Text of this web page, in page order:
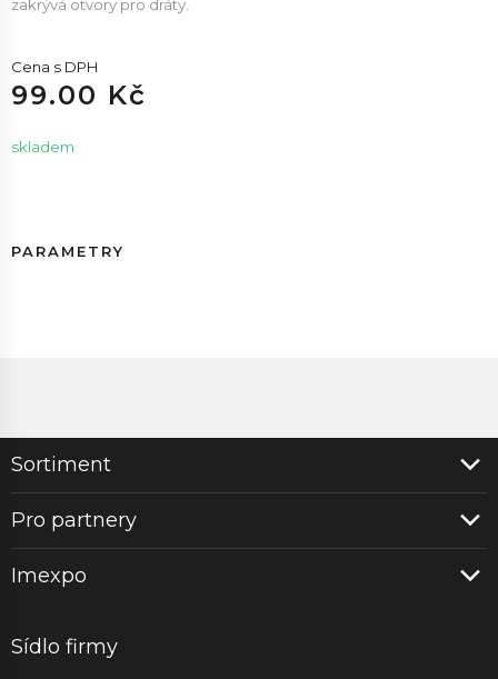
zakrývá otvory pro dráty.
Cena s DPH
99.00 Kč
skladem
PARAMETRY
Sortiment
Pro partnery
Imexpo
Sídlo firmy